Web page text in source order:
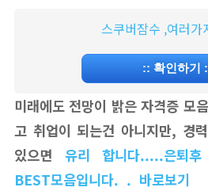
스쿠버잠수 ,여러가
:: 확인하기
미래에도 전망이 밝은 자격증 모
고 취업이 되는건 아니지만, 경
있으면 유리 합니다.....은퇴
BEST모음입니다. . 바로보기